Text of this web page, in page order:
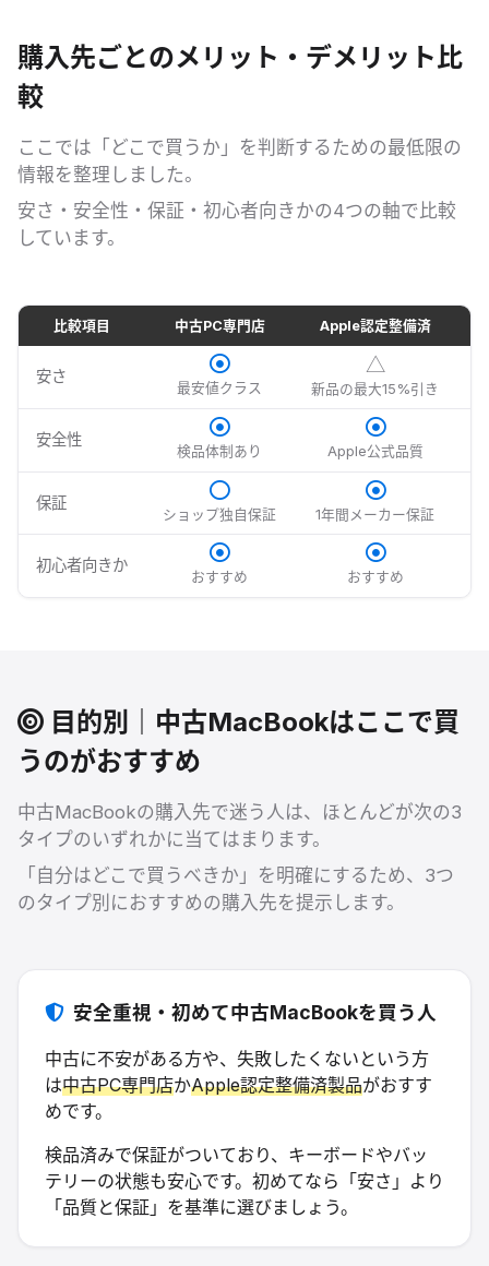
購入先ごとのメリット・デメリット比
較
ここでは「どこで買うか」を判断するための最低限の
情報を整理しました。
安さ・安全性・保証・初心者向きかの4つの軸で比較
しています。
比較項目 中古PC専門店 Apple認定整備済
安さ
最安値クラス
△
新品の最大15%引き
安全性
検品体制あり Apple公式品質
保証
ショップ独自保証 1年間メーカー保証
初心者向きか
おすすめ おすすめ
目的別｜中古MacBookはここで買
うのがおすすめ
中古MacBookの購入先で迷う人は、ほとんどが次の3
タイプのいずれかに当てはまります。
「自分はどこで買うべきか」を明確にするため、3つ
のタイプ別におすすめの購入先を提示します。
安全重視・初めて中古MacBookを買う人
中古に不安がある方や、失敗したくないという方
は中古PC専門店かApple認定整備済製品がおすす
めです。
検品済みで保証がついており、キーボードやバッ
テリーの状態も安心です。初めてなら「安さ」より
「品質と保証」を基準に選びましょう。